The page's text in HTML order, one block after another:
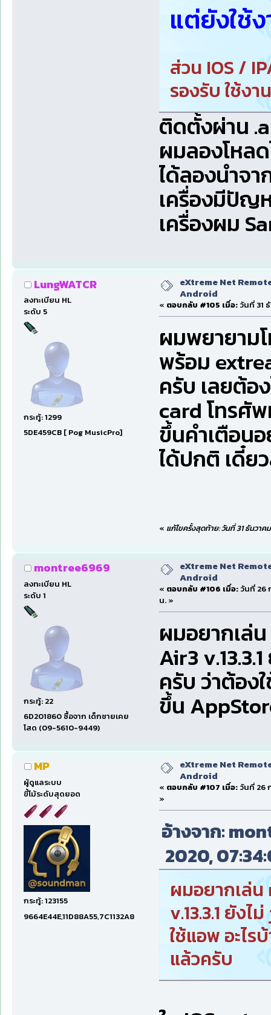
แต่ยังใช้
ส่วน IOS /
รองรับ ใช้งา
ติดตั้งผ่าน
ผมลองโหล
ได้ลองนำจ
เครื่องมีปัญ
เครื่องผม
LungWATCR
ลงทะเบียน HL
ระดับ 5
กระทู้: 1299
5DE459CB [ Pog MusicPro]
eXtreme Net
Android
« ตอบกลับ #105 เมื่อ: วันที่ 31
ผมพยายาม
พร้อม
ครับ เลยต้อ
card โทรศั
ขึ้นคำเตือน
ได้ปกติ เดี๋
« แก้ไขครั้งสุดท้าย: วันที่ 31 ธันวาค
montree6969
ลงทะเบียน HL
ระดับ 1
กระทู้: 22
6D201860 ซื้อจาก เด็กชายเคย
โสด (09-5610-9449)
eXtreme Net
Android
« ตอบกลับ #106 เมื่อ: วันที่ 26
น. »
ผมอยากเล่
Air3
ครับ ว่าต้อง
ขึ้น
MP
ผู้ดูแลระบบ
ขี้โม้ระดับสุดยอด
กระทู้: 123155
9664E44E,11D88A55,7C1132A8
eXtreme Net
Android
« ตอบกลับ #107 เมื่อ: วันที่ 26
»
อ้างจาก:
2020,
ผมอยากเล่น
v.13.3.1 ยัง
ใช้แอพ อะไ
แล้วครับ